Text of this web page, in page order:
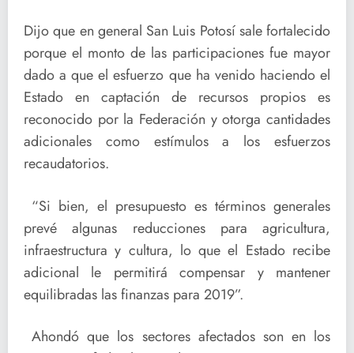
Dijo que en general San Luis Potosí sale fortalecido
porque el monto de las participaciones fue mayor
dado a que el esfuerzo que ha venido haciendo el
Estado en captación de recursos propios es
reconocido por la Federación y otorga cantidades
adicionales como estímulos a los esfuerzos
recaudatorios.
“Si bien, el presupuesto es términos generales
prevé algunas reducciones para agricultura,
infraestructura y cultura, lo que el Estado recibe
adicional le permitirá compensar y mantener
equilibradas las finanzas para 2019”.
Ahondó que los sectores afectados son en los